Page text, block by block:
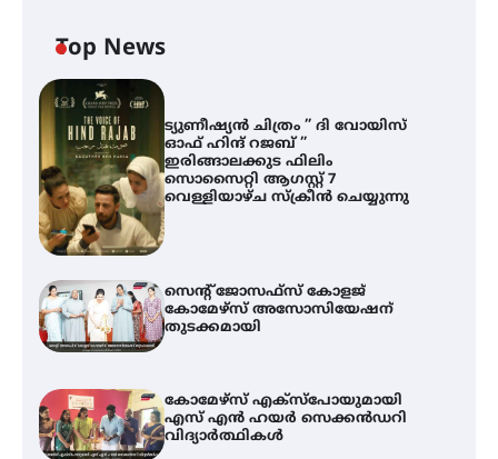
Top News
ട്യുണീഷ്യൻ ചിത്രം ” ദി വോയിസ്
ഓഫ് ഹിന്ദ് റജബ് ”
ഇരിങ്ങാലക്കുട ഫിലിം
സൊസൈറ്റി ആഗസ്റ്റ് 7
വെള്ളിയാഴ്ച സ്‌ക്രീൻ ചെയ്യുന്നു
സെന്റ് ജോസഫ്സ് കോളജ്
കോമേഴ്‌സ് അസോസിയേഷന്
തുടക്കമായി
കോമേഴ്സ് എക്സ്പോയുമായി
എസ് എൻ ഹയർ സെക്കൻഡറി
വിദ്യാർത്ഥികൾ